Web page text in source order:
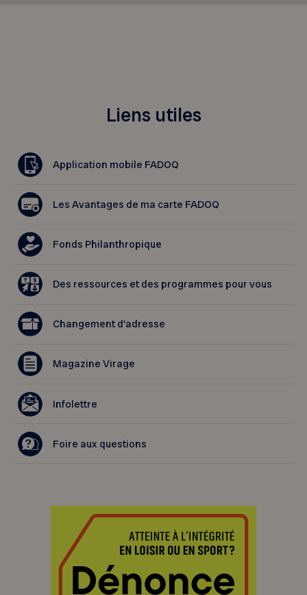
Liens utiles
Application mobile FADOQ
Les Avantages de ma carte FADOQ
Fonds Philanthropique
Des ressources et des programmes pour vous
Changement d'adresse
Magazine Virage
Infolettre
Foire aux questions